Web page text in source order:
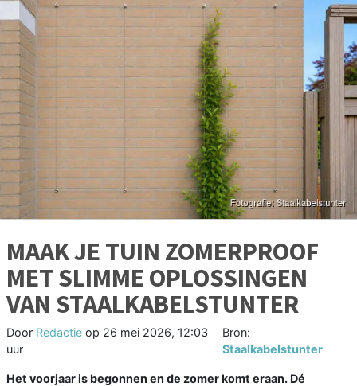
MAAK JE TUIN ZOMERPROOF
MET SLIMME OPLOSSINGEN
VAN STAALKABELSTUNTER
Door Redactie op 26 mei 2026, 12:03
uur
Bron:
Staalkabelstunter
Het voorjaar is begonnen en de zomer komt eraan. Dé